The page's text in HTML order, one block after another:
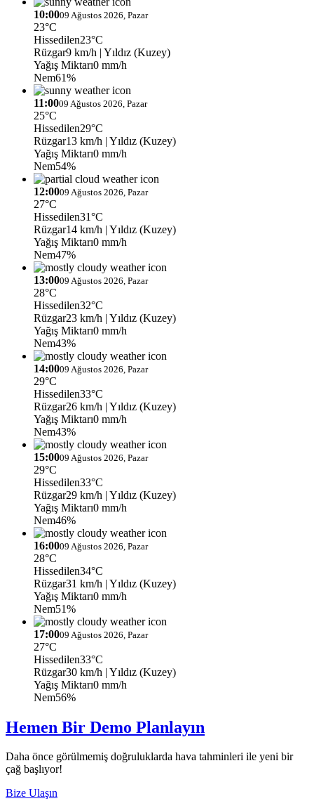
10:0009 Ağustos 2026, Pazar
23°C
Hissedilen23°C
Rüzgar9 km/h | Yıldız (Kuzey)
Yağış Miktarı0 mm/h
Nem61%
11:0009 Ağustos 2026, Pazar
25°C
Hissedilen29°C
Rüzgar13 km/h | Yıldız (Kuzey)
Yağış Miktarı0 mm/h
Nem54%
12:0009 Ağustos 2026, Pazar
27°C
Hissedilen31°C
Rüzgar14 km/h | Yıldız (Kuzey)
Yağış Miktarı0 mm/h
Nem47%
13:0009 Ağustos 2026, Pazar
28°C
Hissedilen32°C
Rüzgar23 km/h | Yıldız (Kuzey)
Yağış Miktarı0 mm/h
Nem43%
14:0009 Ağustos 2026, Pazar
29°C
Hissedilen33°C
Rüzgar26 km/h | Yıldız (Kuzey)
Yağış Miktarı0 mm/h
Nem43%
15:0009 Ağustos 2026, Pazar
29°C
Hissedilen33°C
Rüzgar29 km/h | Yıldız (Kuzey)
Yağış Miktarı0 mm/h
Nem46%
16:0009 Ağustos 2026, Pazar
28°C
Hissedilen34°C
Rüzgar31 km/h | Yıldız (Kuzey)
Yağış Miktarı0 mm/h
Nem51%
17:0009 Ağustos 2026, Pazar
27°C
Hissedilen33°C
Rüzgar30 km/h | Yıldız (Kuzey)
Yağış Miktarı0 mm/h
Nem56%
Hemen Bir Demo Planlayın
Daha önce görülmemiş doğruluklarda hava tahminleri ile yeni bir
çağ başlıyor!
Bize Ulaşın